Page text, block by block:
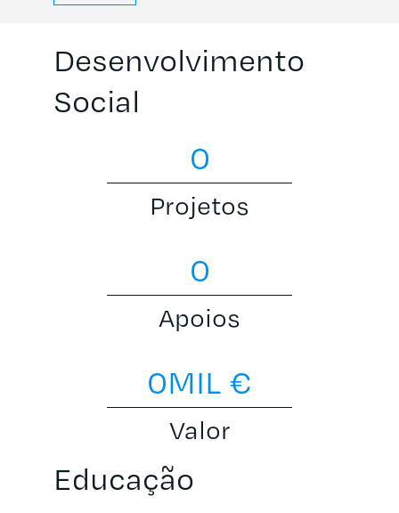
Desenvolvimento
Social
0
Projetos
0
Apoios
0MIL €
Valor
Educação